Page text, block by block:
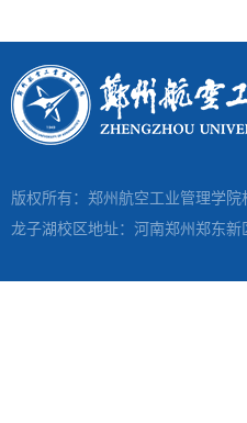
版权所有：郑州航空工业管理学院
龙子湖校区地址：河南郑州郑东